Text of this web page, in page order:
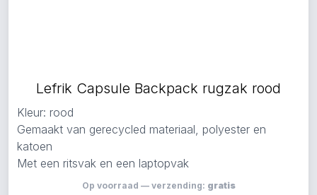
Lefrik Capsule Backpack rugzak rood
Kleur: rood
Gemaakt van gerecycled materiaal, polyester en
katoen
Met een ritsvak en een laptopvak
Op voorraad — verzending: gratis